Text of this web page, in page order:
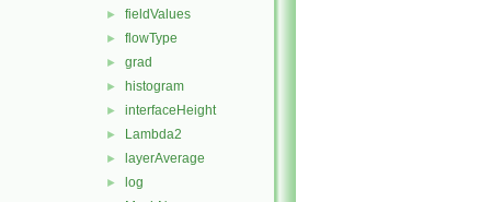
► fieldValues
► flowType
► grad
► histogram
► interfaceHeight
► Lambda2
► layerAverage
► log